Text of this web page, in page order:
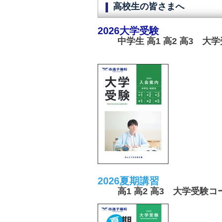
高校生の皆さまへ
2026大学受験
中学生 高1 高2 高3 大学
2026夏期講習
高1 高2 高3 大学受験コ